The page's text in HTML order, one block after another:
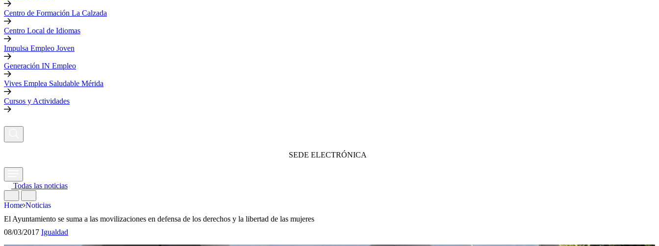
Centro de Formación La Calzada
Centro Local de Idiomas
Impulsa Empleo Joven
Generación IN Empleo
Vives Emplea Saludable Mérida
Cursos y Actividades
SEDE ELECTRÓNICA
Todas las noticias
Home Noticias
El Ayuntamiento se suma a las movilizaciones en defensa de los derechos y la libertad de las mujeres
08/03/2017 Igualdad